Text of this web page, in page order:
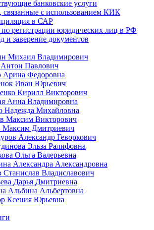
банковские услуги
связанные с использованием КИК
в САР
по регистрации юридических лиц в РФ
и заверение документов
Михаил Владимирович
Павлович
Арина Федоровна
Иван Юрьевич
Кирилл Викторович
Анна Владимировна
Надежда Михайловна
Максим Викторович
Максим Дмитриевич
Александр Геворкович
Эльза Ралифовна
Ольга Валерьевна
Александра Александровна
Станислав Владиславович
Дарья Дмитриевна
Альбина Альбертовна
Ксения Юрьевна